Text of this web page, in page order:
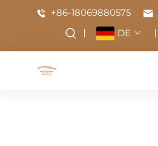
+86-18069880575
DE